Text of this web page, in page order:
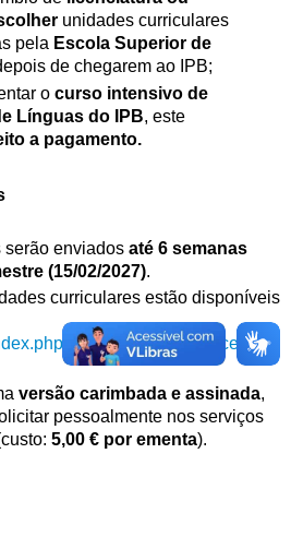
unidades curriculares
pela Escola Superior de
de chegarem ao IPB;
o curso intensivo de
Línguas do IPB, este
a pagamento.
serão enviados até 6 semanas
(15/02/2027).
curriculares estão disponíveis
p/pt/guiaects/cursos/licenciat
versão carimbada e assinada,
pessoalmente nos serviços
5,00 € por ementa).